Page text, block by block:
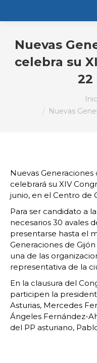
Nuevas
celebra su
22
Nuevas
Nuevas
celebrará su XIV
junio, en el Centro de
Para ser candidato a
necesarios 30 avales
presentarse hasta el
Generaciones de
una de las
representativa de la
En la clausura del
participen la
Asturias, Mercedes
Ángeles Fernández-
del PP asturiano,